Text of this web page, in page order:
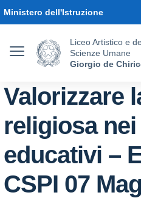
Ministero dell'Istruzione
Liceo Artistico e
Scienze Umane
Giorgio de
Valorizzare
religiosa
educativi –
CSPI 07